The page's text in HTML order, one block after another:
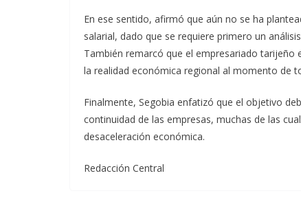
En ese sentido, afirmó que aún no se ha
salarial, dado que se requiere primero un
También remarcó que el empresariado tarijeño
la realidad económica regional al momento de
Finalmente, Segobia enfatizó que el objetivo
continuidad de las empresas, muchas de las
desaceleración económica.
Redacción Central